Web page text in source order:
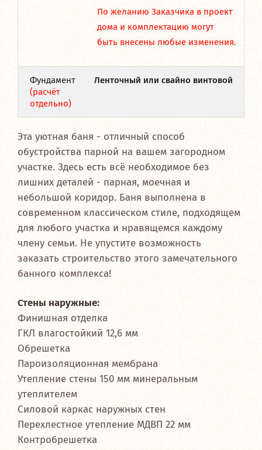
По желанию Заказчика в проект
дома и комплектацию могут
быть внесены любые изменения.
Фундамент
(расчёт
отдельно)
Ленточный или свайно винтовой
Эта уютная баня - отличный способ
обустройства парной на вашем загородном
участке. Здесь есть всё необходимое без
лишних деталей - парная, моечная и
небольшой коридор. Баня выполнена в
современном классическом стиле, подходящем
для любого участка и нравящемся каждому
члену семьи. Не упустите возможность
заказать строительство этого замечательного
банного комплекса!
Стены наружные:
Финишная отделка
ГКЛ влагостойкий 12,6 мм
Обрешетка
Пароизоляционная мембрана
Утепление стены 150 мм минеральным
утеплителем
Силовой каркас наружных стен
Перехлестное утепление МДВП 22 мм
Контробрешетка